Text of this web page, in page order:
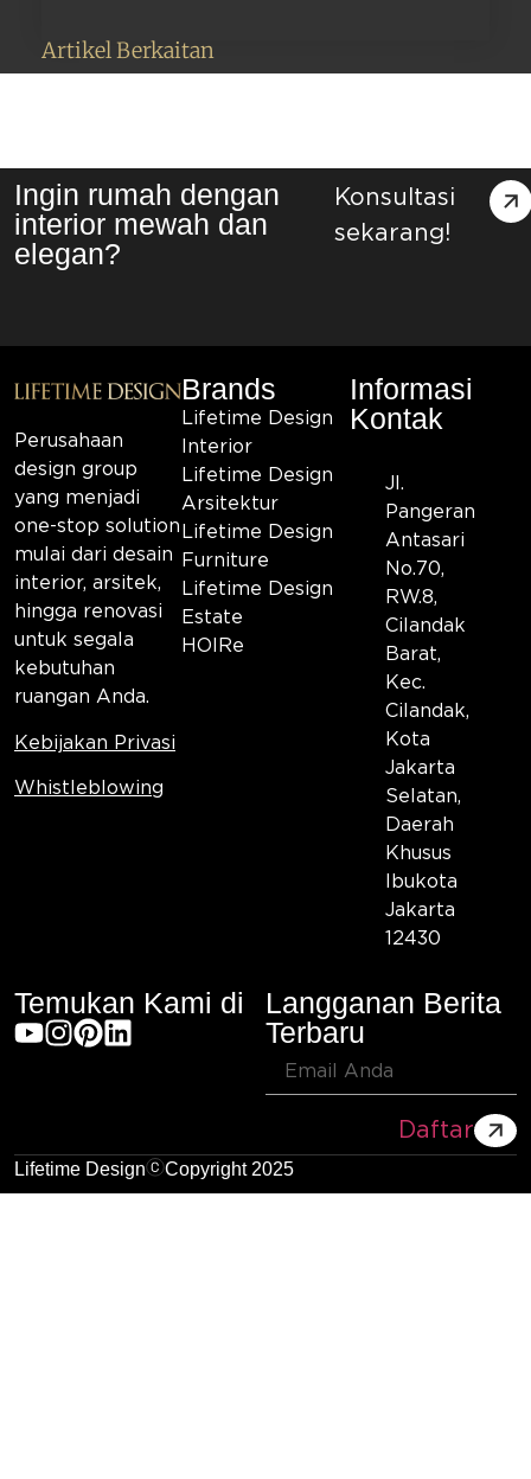
Artikel Berkaitan
Ingin rumah dengan
interior mewah dan
elegan?
Konsultasi
sekarang!
Perusahaan
design group
yang menjadi
one-stop solution
mulai dari desain
interior, arsitek,
hingga renovasi
untuk segala
kebutuhan
ruangan Anda.
Kebijakan Privasi
Whistleblowing
Brands
Lifetime Design
Interior
Lifetime Design
Arsitektur
Lifetime Design
Furniture
Lifetime Design
Estate
HOIRe
Informasi
Kontak
Jl.
Pangeran
Antasari
No.70,
RW.8,
Cilandak
Barat,
Kec.
Cilandak,
Kota
Jakarta
Selatan,
Daerah
Khusus
Ibukota
Jakarta
12430
Temukan Kami di
Langganan Berita
Terbaru
Daftar
Lifetime Design Copyright 2025